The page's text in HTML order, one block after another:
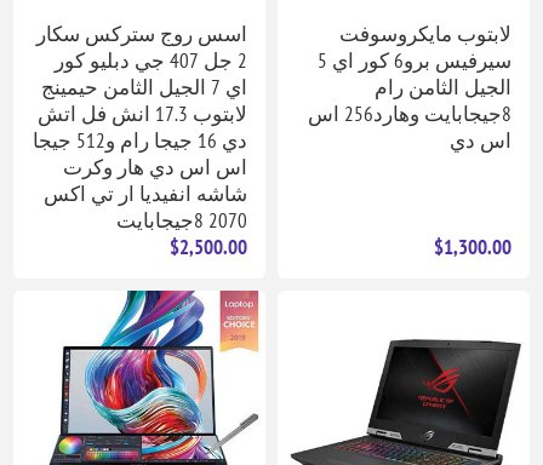
لابتوب مايكروسوفت
سيرفيس برو6 كور اي 5
الجيل الثامن رام
8جيجابايت وهارد256 اس
اس دي
$1,300.00
اسس روج ستركس سكار
2 جل 407 جي دبليو كور
اي 7 الجيل الثامن حيمينج
لابتوب 17.3 انش فل اتش
دي 16 جيجا رام و512 جيجا
اس اس دي هار وكرت
شاشه انفيديا ار تي اكس
2070 8جيجابايت
$2,500.00